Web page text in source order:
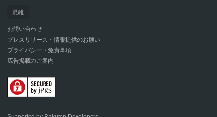
混雑
お問い合わせ
プレスリリース・情報提供のお願い
プライバシー・免責事項
広告掲載のご案内